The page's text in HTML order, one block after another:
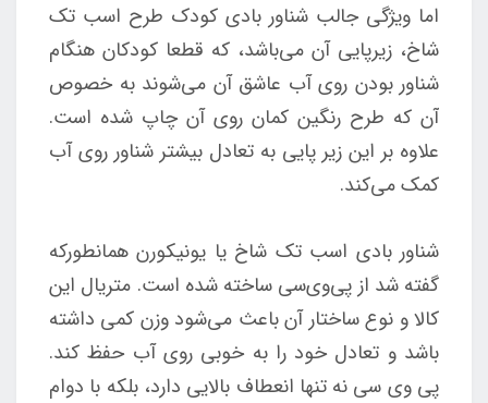
اما ویژگی جالب شناور بادی کودک طرح اسب تک
شاخ، زیرپایی آن می‌باشد، که قطعا کودکان هنگام
شناور بودن روی آب عاشق آن می‌شوند به خصوص
آن که طرح رنگین کمان روی آن چاپ شده است.
علاوه بر این زیر پایی به تعادل بیشتر شناور روی آب
کمک می‌کند.
شناور بادی اسب تک شاخ یا یونیکورن همانطور‌که
گفته شد از پی‌وی‌سی ساخته شده است. متریال این
کالا و نوع ساختار آن باعث می‌شود وزن کمی داشته
باشد و تعادل خود را به خوبی روی آب حفظ کند.
پی وی سی نه تنها انعطاف بالایی دارد، بلکه با دوام